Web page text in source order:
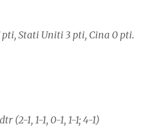
Stati Uniti 3 pti, Cina 0 pti.
(2-1, 1-1, 0-1, 1-1; 4-1)